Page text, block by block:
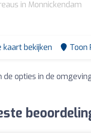
in Monnickendam
kaart bekijken Toon
de opties in de